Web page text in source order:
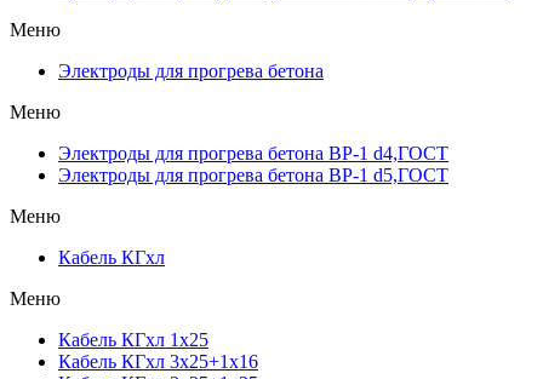
Меню
Электроды для прогрева бетона
Меню
Электроды для прогрева бетона ВР-1 d4,ГОСТ
Электроды для прогрева бетона ВР-1 d5,ГОСТ
Меню
Кабель КГхл
Меню
Кабель КГхл 1х25
Кабель КГхл 3х25+1х16